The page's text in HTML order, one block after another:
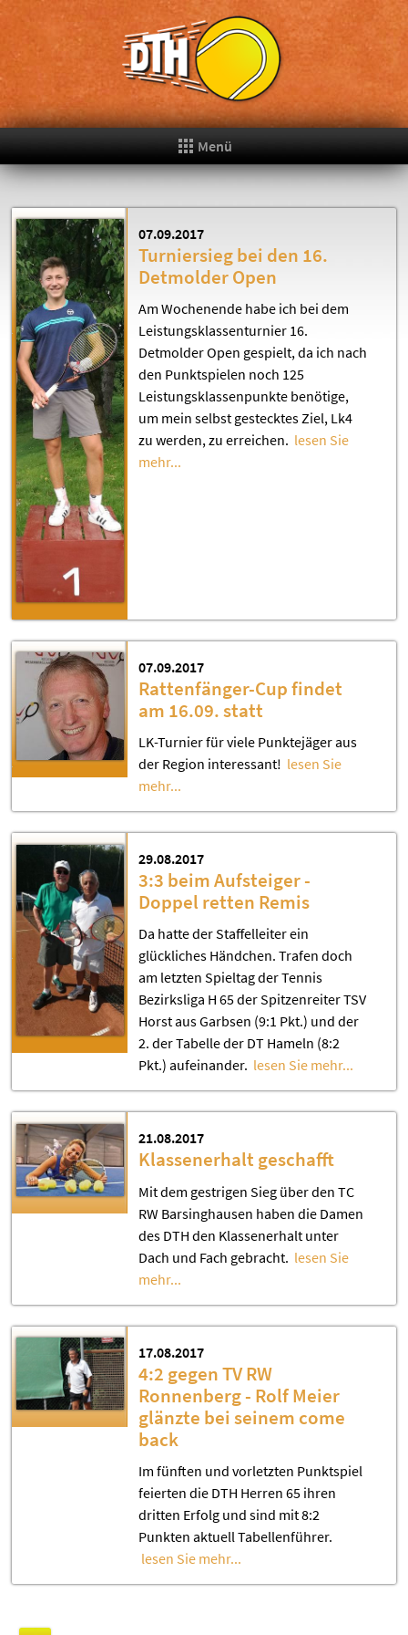
Menü
07.09.2017
Turniersieg bei den 16.
Detmolder Open
Am Wochenende habe ich bei dem
Leistungsklassenturnier 16.
Detmolder Open gespielt, da ich nach
den Punktspielen noch 125
Leistungsklassenpunkte benötige,
um mein selbst gestecktes Ziel, Lk4
zu werden, zu erreichen. lesen Sie
mehr...
07.09.2017
Rattenfänger-Cup findet
am 16.09. statt
LK-Turnier für viele Punktejäger aus
der Region interessant! lesen Sie
mehr...
29.08.2017
3:3 beim Aufsteiger -
Doppel retten Remis
Da hatte der Staffelleiter ein
glückliches Händchen. Trafen doch
am letzten Spieltag der Tennis
Bezirksliga H 65 der Spitzenreiter TSV
Horst aus Garbsen (9:1 Pkt.) und der
2. der Tabelle der DT Hameln (8:2
Pkt.) aufeinander. lesen Sie mehr...
21.08.2017
Klassenerhalt geschafft
Mit dem gestrigen Sieg über den TC
RW Barsinghausen haben die Damen
des DTH den Klassenerhalt unter
Dach und Fach gebracht. lesen Sie
mehr...
17.08.2017
4:2 gegen TV RW
Ronnenberg - Rolf Meier
glänzte bei seinem come
back
Im fünften und vorletzten Punktspiel
feierten die DTH Herren 65 ihren
dritten Erfolg und sind mit 8:2
Punkten aktuell Tabellenführer.
lesen Sie mehr...